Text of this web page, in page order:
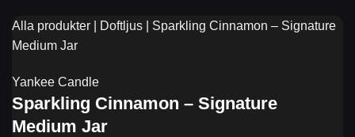
Alla produkter Doftljus
Sparkling Cinnamon – Signature
Medium Jar
Yankee Candle
Sparkling Cinnamon – Signature
Medium Jar